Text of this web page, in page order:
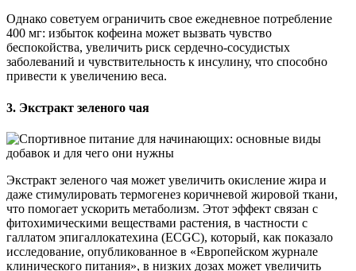
Однако советуем ограничить свое ежедневное потребление
400 мг: избыток кофеина может вызвать чувство
беспокойства, увеличить риск сердечно-сосудистых
заболеваний и чувствительность к инсулину, что способно
привести к увеличению веса.
3. Экстракт зеленого чая
Экстракт зеленого чая может увеличить окисление жира и
даже стимулировать термогенез коричневой жировой ткани,
что помогает ускорить метаболизм. Этот эффект связан с
фитохимическими веществами растения, в частности с
галлатом эпигаллокатехина (ECGC), который, как показало
исследование, опубликованное в «Европейском журнале
клинического питания», в низких дозах может увеличить